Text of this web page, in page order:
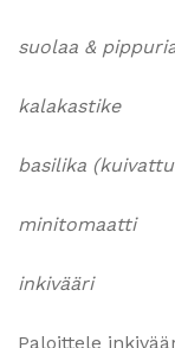
suolaa &
kalakastike
basilika
minitomaatti
inkivääri
Paloittele